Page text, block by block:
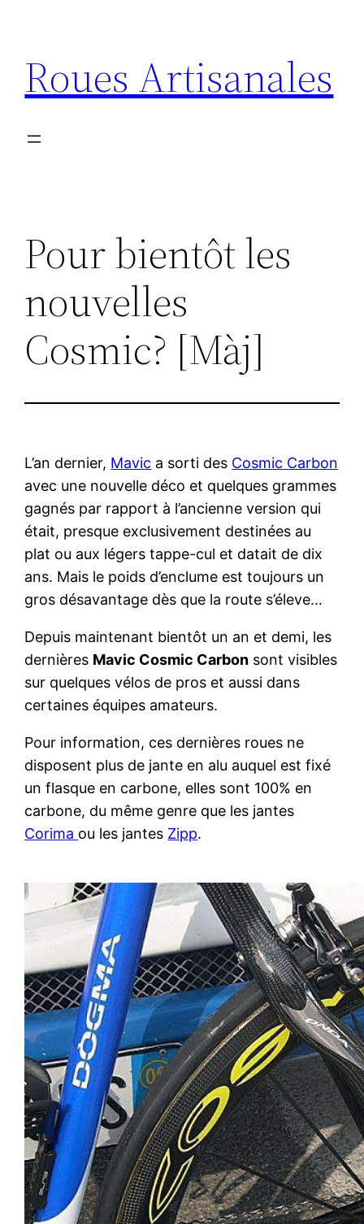
contenu
Roues Artisanales
Pour bientôt les
nouvelles
Cosmic? [Màj]
L’an dernier, Mavic a sorti des Cosmic Carbon
avec une nouvelle déco et quelques grammes
gagnés par rapport à l’ancienne version qui
était, presque exclusivement destinées au
plat ou aux légers tappe-cul et datait de dix
ans. Mais le poids d’enclume est toujours un
gros désavantage dès que la route s’éleve…
Depuis maintenant bientôt un an et demi, les
dernières Mavic Cosmic Carbon sont visibles
sur quelques vélos de pros et aussi dans
certaines équipes amateurs.
Pour information, ces dernières roues ne
disposent plus de jante en alu auquel est fixé
un flasque en carbone, elles sont 100% en
carbone, du même genre que les jantes
Corima ou les jantes Zipp.